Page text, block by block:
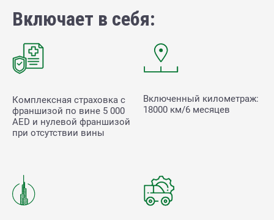
Включает в себя:
Комплексная страховка с
франшизой по вине 5 000
AED и нулевой франшизой
при отсутствии вины
Включенный километраж:
18000 км/6 месяцев